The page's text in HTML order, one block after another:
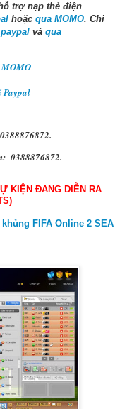
trợ nạp thẻ điện
hoặc qua MOMO. Chi
và qua
Paypal
0388876872.
KIỆN ĐANG DIỄN RA
FIFA Online 2 SEA